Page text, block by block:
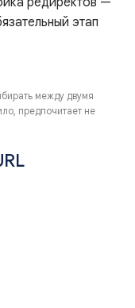
этап
между двумя
предпочитает не